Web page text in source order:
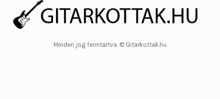
Minden jog fenntartva. © Gitarkottak.hu